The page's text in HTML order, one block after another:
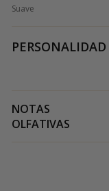
Suave
PERSONALIDAD
NOTAS
OLFATIVAS